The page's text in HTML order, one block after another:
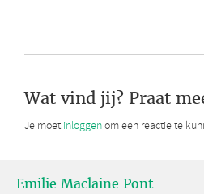
Wat vind jij? Praat
Je moet inloggenom een reactie te
Emilie Maclaine Pont